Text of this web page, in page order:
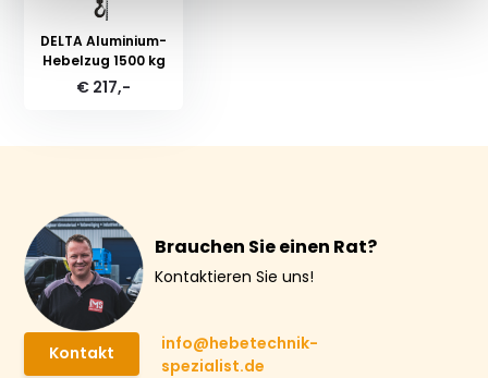
DELTA Aluminium-
Hebelzug 1500 kg
€ 217,-
Brauchen Sie einen Rat?
Kontaktieren Sie uns!
Kontakt
info@hebetechnik-
spezialist.de